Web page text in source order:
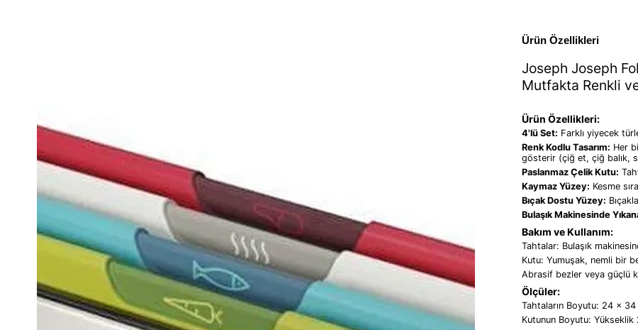
Ürün Özellikleri
Joseph Joseph
Mutfakta Renkli
Ürün Özellikleri:
4'lü Set: Farklı yiyecek
Renk Kodlu Tasarım: Her
gösterir (çiğ et, çiğ balık,
Paslanmaz Çelik Kutu:
Kaymaz Yüzey: Kesme
Bıçak Dostu Yüzey:
Bulaşık Makinesinde
Bakım ve Kullanım:
Tahtalar: Bulaşık
Kutu: Yumuşak, nemli bir
Abrasif bezler veya güçlü
Ölçüler:
Tahtaların Boyutu: 24 x 34
Kutunun Boyutu: